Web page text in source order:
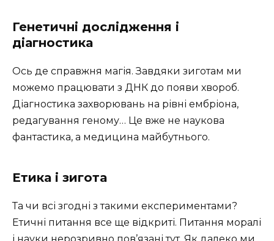
Генетичні дослідження і
діагностика
Ось де справжня магія. Завдяки зиготам ми
можемо працювати з ДНК до появи хвороб.
Діагностика захворювань на рівні ембріона,
редагування геному… Це вже не наукова
фантастика, а медицина майбутнього.
Етика і зигота
Та чи всі згодні з такими експериментами?
Етичні питання все ще відкриті. Питання моралі